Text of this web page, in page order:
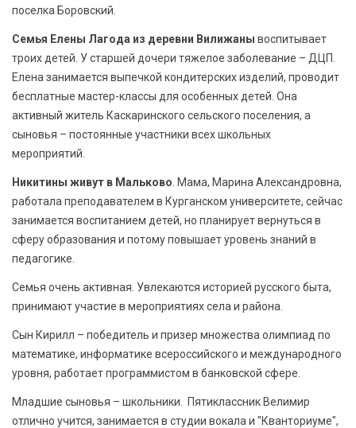
поселка Боровский.
Семья Елены Лагода из деревни Вилижаны воспитывает
троих детей. У старшей дочери тяжелое заболевание – ДЦП.
Елена занимается выпечкой кондитерских изделий, проводит
бесплатные мастер-классы для особенных детей. Она
активный житель Каскаринского сельского поселения, а
сыновья – постоянные участники всех школьных
мероприятий.
Никитины живут в Мальково . Мама, Марина Александровна,
работала преподавателем в Курганском университете, сейчас
занимается воспитанием детей, но планирует вернуться в
сферу образования и потому повышает уровень знаний в
педагогике.
Семья очень активная. Увлекаются историей русского быта,
принимают участие в мероприятиях села и района.
Сын Кирилл – победитель и призер множества олимпиад по
математике, информатике всероссийского и международного
уровня, работает программистом в банковской сфере.
Младшие сыновья – школьники. Пятиклассник Велимир
отлично учится, занимается в студии вокала и "Кванториуме",